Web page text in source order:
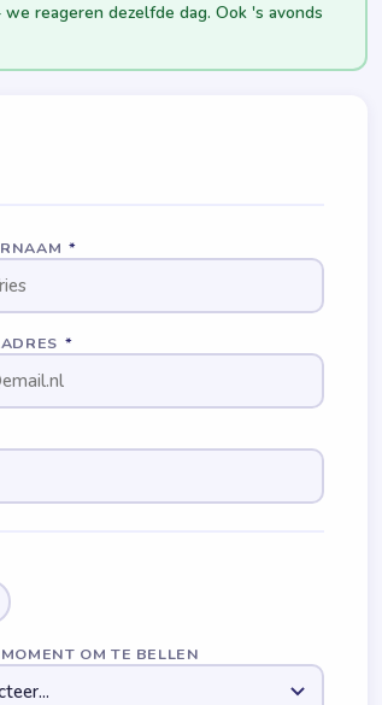
reageren dezelfde dag. Ook 's avonds
*
*
OM TE BELLEN